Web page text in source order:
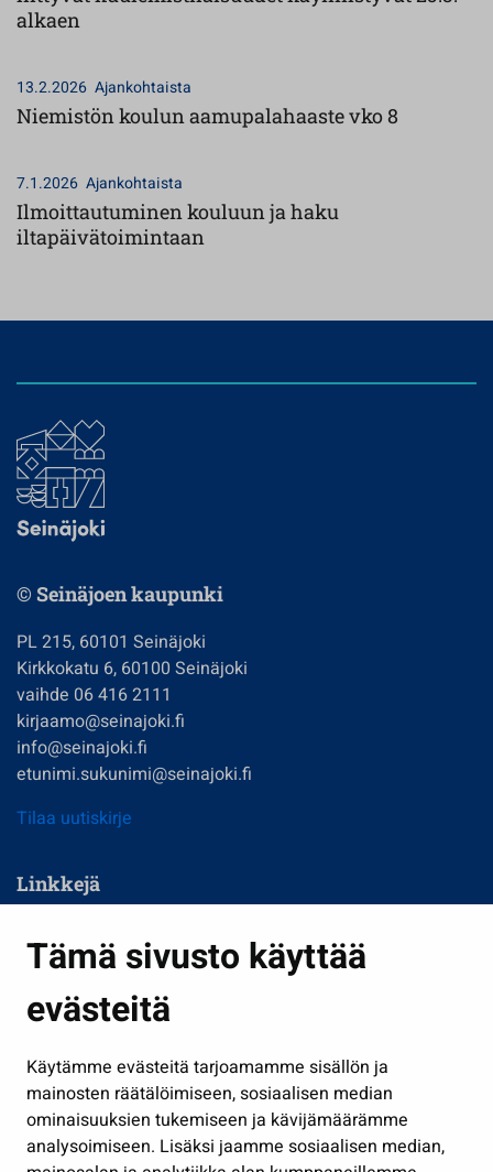
Tämä sivusto käyttää
evästeitä
Käytämme evästeitä tarjoamamme sisällön ja
mainosten räätälöimiseen, sosiaalisen median
ominaisuuksien tukemiseen ja kävijämäärämme
analysoimiseen. Lisäksi jaamme sosiaalisen median,
alkaen
13.2.2026 Ajankohtaista
Niemistön koulun aamupalahaaste vko 8
7.1.2026 Ajankohtaista
Ilmoittautuminen kouluun ja haku
iltapäivätoimintaan
© Seinäjoen kaupunki
PL 215, 60101 Seinäjoki
Kirkkokatu 6, 60100 Seinäjoki
vaihde 06 416 2111
kirjaamo@seinajoki.fi
info@seinajoki.fi
etunimi.sukunimi@seinajoki.fi
Tilaa uutiskirje
Linkkejä
Kasvatus ja opetus
Kulttuuri ja liikunta
Työ ja yrittäminen
Osallistu ja asioi
Näytä omat evästeasetukseni